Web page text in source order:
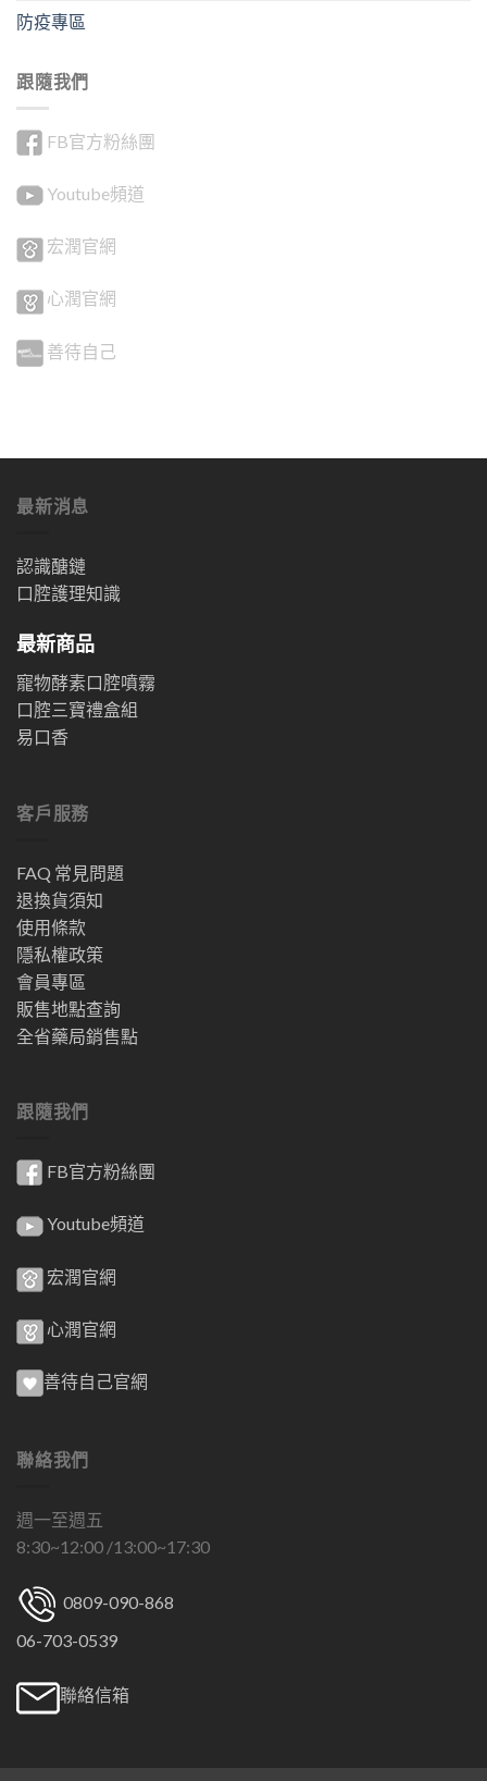
防疫專區
跟隨我們
FB官方粉絲團
Youtube頻道
宏潤官網
心潤官網
善待自己
最新消息
認識醣鏈
口腔護理知識
最新商品
寵物酵素口腔噴霧
口腔三寶禮盒組
易口香
客戶服務
FAQ 常見問題
退換貨須知
使用條款
隱私權政策
會員專區
販售地點查詢
全省藥局銷售點
跟隨我們
FB官方粉絲團
Youtube頻道
宏潤官網
心潤官網
善待自己官網
聯絡我們
週一至週五
8:30~12:00 /13:00~17:30
0809-090-868
06-703-0539
聯絡信箱